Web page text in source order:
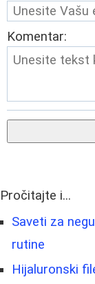
Komentar:
Pročitajte i...
Saveti za
rutine
Hijaluronski